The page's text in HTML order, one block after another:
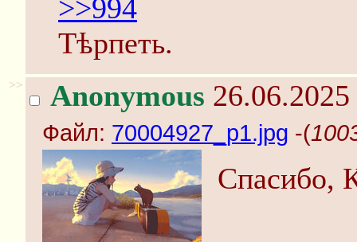
>>994
Тѣрпеть.
>> Anonymous
Файл: 70004927_p1.jpg -(
Спасибо,